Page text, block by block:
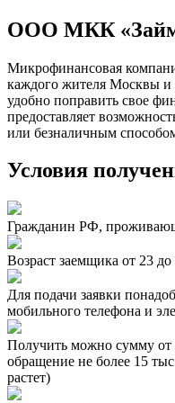
ООО МКК
Микрофинансовая
каждого жителя Москвы и
удобно поправить свое
предоставляет
или безналичным
Условия
Гражданин РФ,
Возраст заемщика от 23 до
Для подачи заявки
мобильного телефона и
Получить можно сумму от
обращение не более 15
растет)